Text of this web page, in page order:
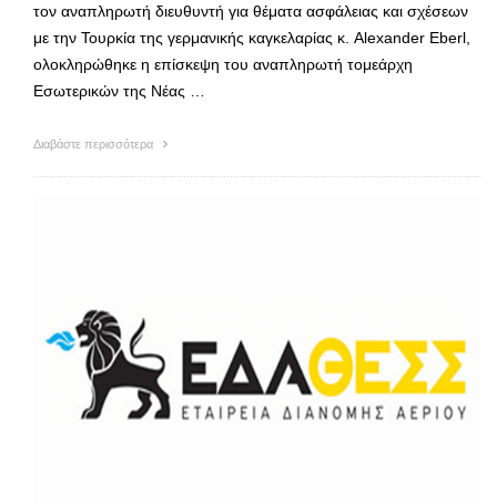
τον αναπληρωτή διευθυντή για θέματα ασφάλειας και σχέσεων
με την Τουρκία της γερμανικής καγκελαρίας κ. Alexander Eberl,
ολοκληρώθηκε η επίσκεψη του αναπληρωτή τομεάρχη
Εσωτερικών της Νέας …
Διαβάστε περισσότερα